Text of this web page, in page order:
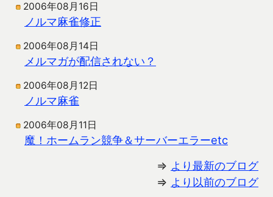
2006年08月16日
ノルマ麻雀修正
2006年08月14日
メルマガが配信されない？
2006年08月12日
ノルマ麻雀
2006年08月11日
魔！ホームラン競争＆サーバーエラーetc
⇒ より最新のブログ
⇒ より以前のブログ